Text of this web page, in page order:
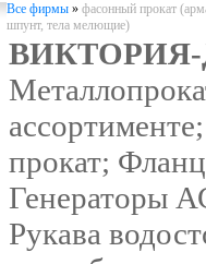
Все фирмы » фасонный прокат
шпунт, тела мелющие)
прокат;
Генераторы
Рукава